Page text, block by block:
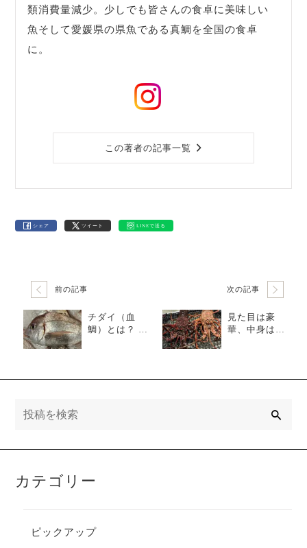
類消費量減少。少しでも皆さんの食卓に美味しい
魚そして愛媛県の県魚である真鯛を全国の食卓
に。
この著者の記事一覧
シェア ツイート LINEで送る
前の記事
チダイ（血
鯛）とは？ 真
次の記事
見た目は豪
華、中身は繊
楽しみ方
カテゴリー
ピックアップ